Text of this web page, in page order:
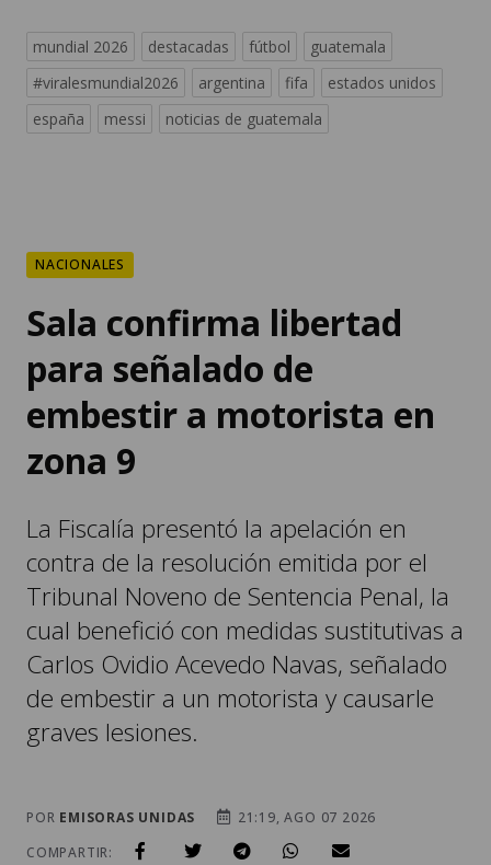
mundial 2026 destacadas fútbol
guatemala
#viralesmundial2026
argentina fifa
estados unidos
españa
messi noticias de guatemala
NACIONALES
Sala confirma libertad
para señalado de
embestir a motorista en
zona 9
La Fiscalía presentó la apelación en
contra de la resolución emitida por el
Tribunal Noveno de Sentencia Penal, la
cual benefició con medidas sustitutivas a
Carlos Ovidio Acevedo Navas, señalado
de embestir a un motorista y causarle
graves lesiones.
POR EMISORAS UNIDAS
21:19, AGO 07 2026
COMPARTIR: